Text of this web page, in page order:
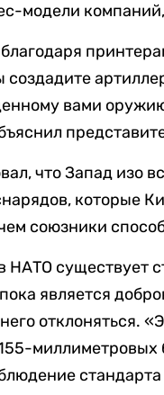
модели
создадите
вами
что Запад изо
которые
союзники
НАТО существует
является
отклоняться.